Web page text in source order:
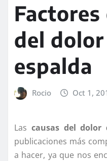
Factores
del
espalda
Rocio Oct 1,
Las causas del dolor
publicaciones más
a hacer, ya que nos